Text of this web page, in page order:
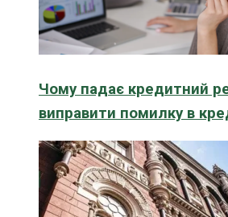
Чому падає кредитний
виправити помилку в